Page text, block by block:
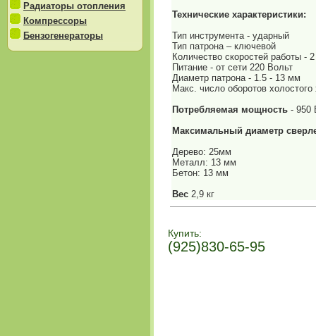
Радиаторы отопления
Компрессоры
Бензогенераторы
Технические характеристики:
Тип инструмента - ударный
Тип патрона – ключевой
Количество скоростей работы - 2
Питание - от сети 220 Вольт
Диаметр патрона - 1.5 - 13 мм
Макс. число оборотов
Потребляемая мощность - 950
Максимальный диаметр
Дерево: 25мм
Металл: 13 мм
Бетон: 13 мм
Вес 2,9 кг
Купить:
(925)830-65-95